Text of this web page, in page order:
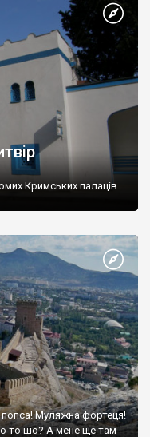
Кримських палаців.
Муляжна фортеця!
то шо? А мене ще там